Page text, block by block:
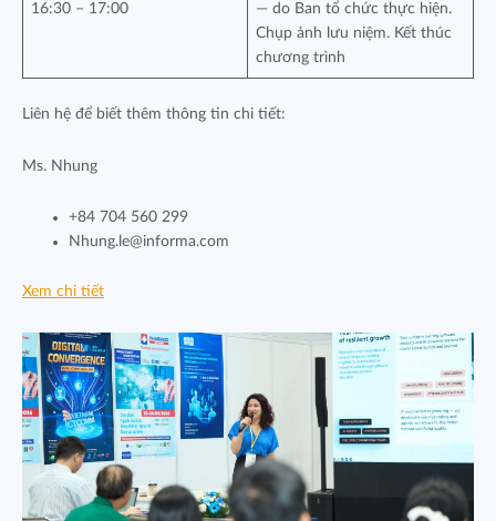
16:30 – 17:00
— do Ban tổ chức thực hiện.
Chụp ảnh lưu niệm. Kết thúc
chương trình
Liên hệ để biết thêm thông tin chi tiết:
Ms. Nhung
+84 704 560 299
Nhung.le@informa.com
Xem chi tiết